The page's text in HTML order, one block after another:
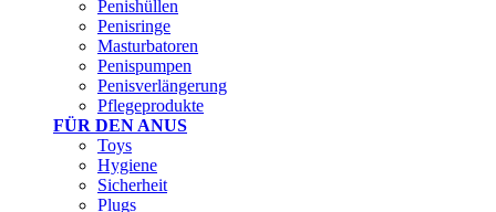
Penishüllen
Penisringe
Masturbatoren
Penispumpen
Penisverlängerung
Pflegeprodukte
FÜR DEN ANUS
Toys
Hygiene
Sicherheit
Plugs